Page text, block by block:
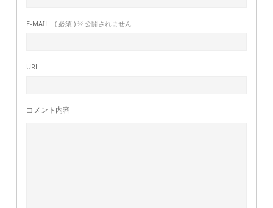
E-MAIL ( 必須 ) ※ 公開されません
URL
コメント内容